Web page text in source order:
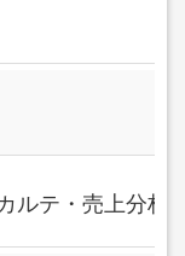
ルテ・売上分析